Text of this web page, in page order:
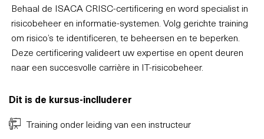
Behaal de ISACA CRISC-certificering en word specialist in
risicobeheer en informatie-systemen. Volg gerichte training
om risico’s te identificeren, te beheersen en te beperken.
Deze certificering valideert uw expertise en opent deuren
naar een succesvolle carrière in IT-risicobeheer.
Dit is de kursus-inclluderer
Training onder leiding van een instructeur